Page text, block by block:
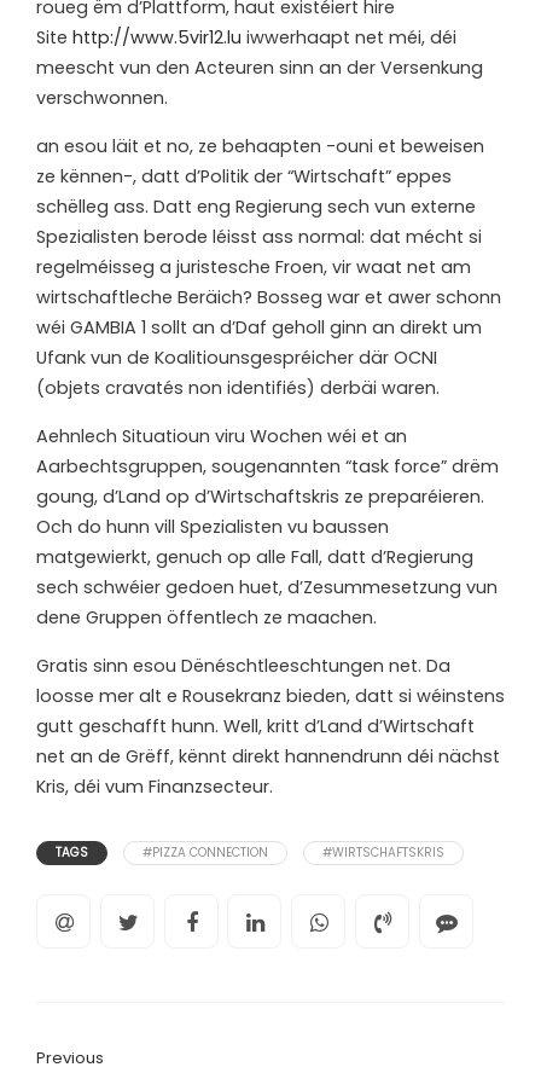
roueg ëm d’Plattform, haut existéiert hire
Site http://www.5vir12.lu iwwerhaapt net méi, déi
meescht vun den Acteuren sinn an der Versenkung
verschwonnen.
an esou läit et no, ze behaapten -ouni et beweisen
ze kënnen-, datt d’Politik der “Wirtschaft” eppes
schëlleg ass. Datt eng Regierung sech vun externe
Spezialisten berode léisst ass normal: dat mécht si
regelméisseg a juristesche Froen, vir waat net am
wirtschaftleche Beräich? Bosseg war et awer schonn
wéi GAMBIA 1 sollt an d’Daf geholl ginn an direkt um
Ufank vun de Koalitiounsgespréicher där OCNI
(objets cravatés non identifiés) derbäi waren.
Aehnlech Situatioun viru Wochen wéi et an
Aarbechtsgruppen, sougenannten “task force” drëm
goung, d’Land op d’Wirtschaftskris ze preparéieren.
Och do hunn vill Spezialisten vu baussen
matgewierkt, genuch op alle Fall, datt d’Regierung
sech schwéier gedoen huet, d’Zesummesetzung vun
dene Gruppen öffentlech ze maachen.
Gratis sinn esou Dënéschtleeschtungen net. Da
loosse mer alt e Rousekranz bieden, datt si wéinstens
gutt geschafft hunn. Well, kritt d’Land d’Wirtschaft
net an de Grëff, kënnt direkt hannendrunn déi nächst
Kris, déi vum Finanzsecteur.
TAGS #PIZZA CONNECTION #WIRTSCHAFTSKRIS
Previous